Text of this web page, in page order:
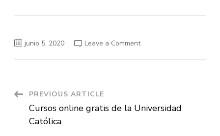
junio 5, 2020 Leave a Commenton
Post
Navigation
PREVIOUS ARTICLE
Cursos online gratis de la Universidad
Católica